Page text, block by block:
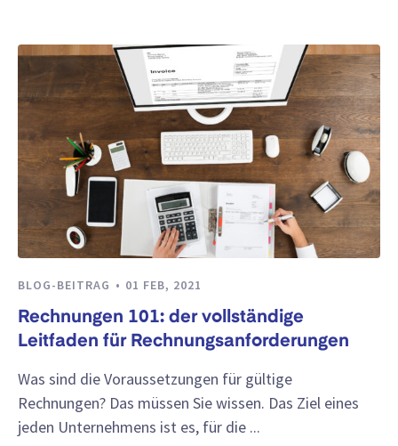
BLOG-BEITRAG 01 FEB, 2021
Rechnungen 101: der vollständige
Leitfaden für Rechnungsanforderungen
Was sind die Voraussetzungen für gültige
Rechnungen? Das müssen Sie wissen. Das Ziel eines
jeden Unternehmens ist es, für die ...